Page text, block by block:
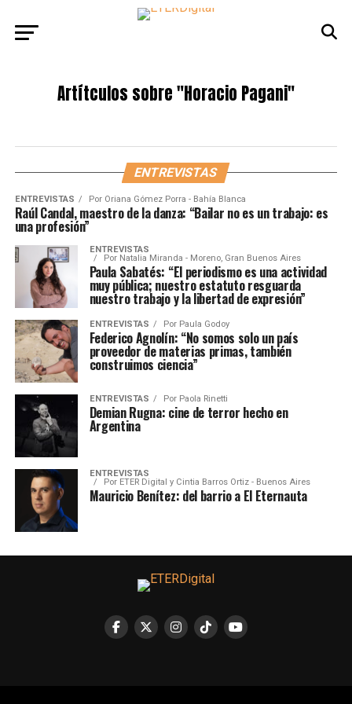
Artítculos sobre"Horacio Pagani"
ENTREVISTAS
ENTREVISTAS Por Oriana Gómez Porra - Bahía Blanca
Raúl Candal, maestro de la danza: “Bailar no es un trabajo: es
una profesión”
ENTREVISTAS
Por Natalia Miranda - Moreno, Gran Buenos Aires
Paula Sabatés: “El periodismo es una actividad
muy pública; nuestro estatuto resguarda
nuestro trabajo y la libertad de expresión”
ENTREVISTAS Por Paula Godoy
Federico Agnolín: “No somos solo un país
proveedor de materias primas, también
construimos ciencia”
ENTREVISTAS Por Paola Rinetti
Demian Rugna: cine de terror hecho en
Argentina
ENTREVISTAS
Por ETER Digital y Cintia Barros Ortiz - Buenos Aires
Mauricio Benítez: del barrio a El Eternauta